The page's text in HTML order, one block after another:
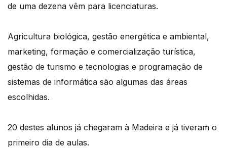
de uma dezena vêm para licenciaturas.
Agricultura biológica, gestão energética e ambiental,
marketing, formação e comercialização turística,
gestão de turismo e tecnologias e programação de
sistemas de informática são algumas das áreas
escolhidas.
20 destes alunos já chegaram à Madeira e já tiveram o
primeiro dia de aulas.